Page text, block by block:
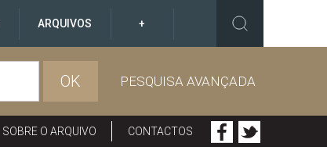
ARQUIVOS +
OK PESQUISA AVANÇADA
SOBRE O ARQUIVO CONTACTOS